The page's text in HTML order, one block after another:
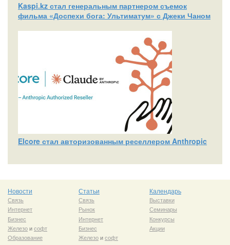
Kaspi.kz стал генеральным партнером съемок
фильма «Доспехи бога: Ультиматум» с Джеки Чаном
Elcore стал авторизованным реселлером Anthropic
Новости
Связь
Интернет
Бизнес
Железоисофт
Образование
Статьи
Связь
Рынок
Интернет
Бизнес
Железоисофт
Календарь
Выставки
Семинары
Конкурсы
Акции